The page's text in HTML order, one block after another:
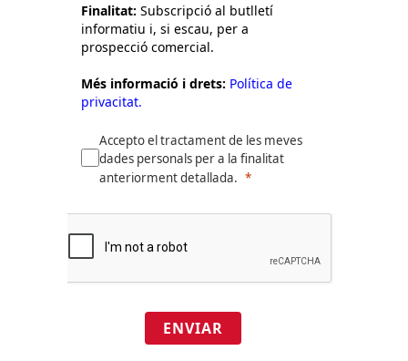
Finalitat: Subscripció al butlletí
informatiu i, si escau, per a
prospecció comercial.
Més informació i drets: Política de
privacitat.
Accepto el tractament de les meves
dades personals per a la finalitat
anteriorment detallada.
ENVIAR